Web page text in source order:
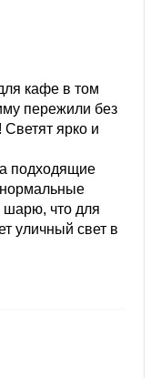
кафе в том
пережили без
Светят ярко и
подходящие
шарю, что для
уличный свет в